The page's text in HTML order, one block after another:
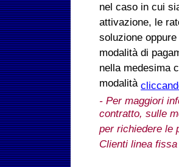
nel caso in cui
attivazione, le
soluzione
modalità di
nella medesima
modalità
- Per maggiori
contratto, sulle
per richiedere le
Clienti linea fissa